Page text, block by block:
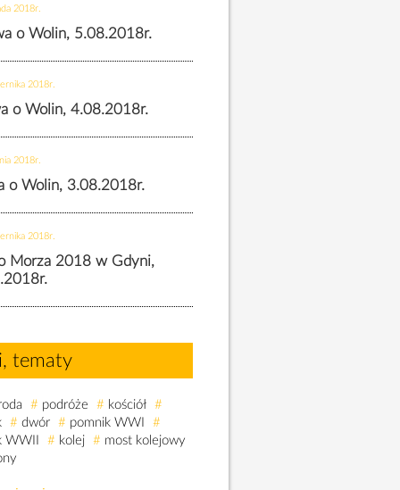
2018r.
o Wolin, 5.08.2018r.
2018r.
o Wolin, 4.08.2018r.
2018r.
o Wolin, 3.08.2018r.
2018r.
Morza 2018 w Gdyni,
tematy
# podróże # kościół #
# dwór # pomnik WWI
#
WWII
# kolej # most kolejowy